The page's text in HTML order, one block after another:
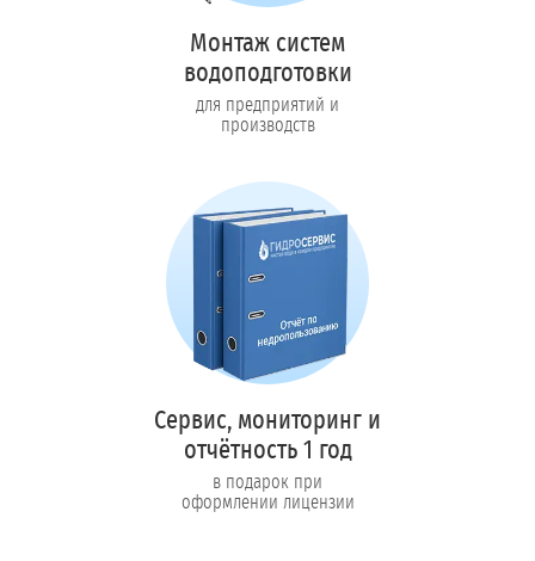
Монтаж систем
водоподготовки
для предприятий и
производств
Сервис, мониторинг и
отчётность 1 год
в подарок при
оформлении лицензии